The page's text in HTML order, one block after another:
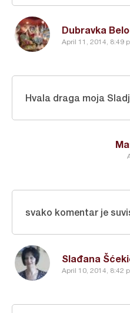
Dubravka
April 11, 2014, 8:49
Hvala draga moja
Slađana
April 10, 2014, 8:42
svako komentar je